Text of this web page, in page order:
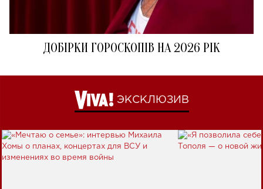
ДОБІРКИ ГОРОСКОПІВ НА 2026 РІК
ЭКСКЛЮЗИВ